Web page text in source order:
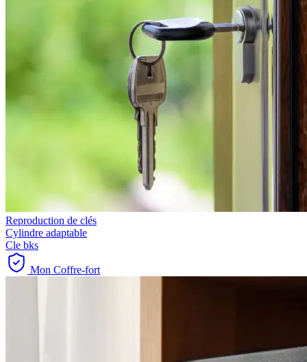
Reproduction de clés
Cylindre adaptable
Cle bks
Mon Coffre-fort